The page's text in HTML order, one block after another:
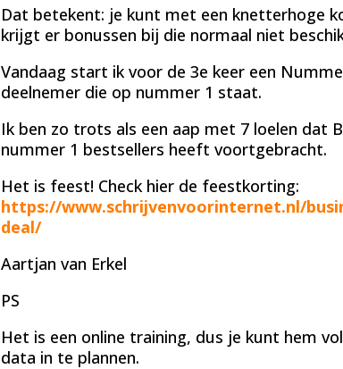
Dat betekent: je kunt met een knetterhoge
krijgt er bonussen bij die normaal niet
Vandaag start ik voor de 3e keer een
deelnemer die op nummer 1 staat.
Ik ben zo trots als een aap met 7 loelen dat
nummer 1 bestsellers heeft voortgebracht.
Het is feest! Check hier de feestkorting:
https://www.schrijvenvoorinternet.nl/
deal/
Aartjan van Erkel
PS
Het is een online training, dus je kunt hem
data in te plannen.